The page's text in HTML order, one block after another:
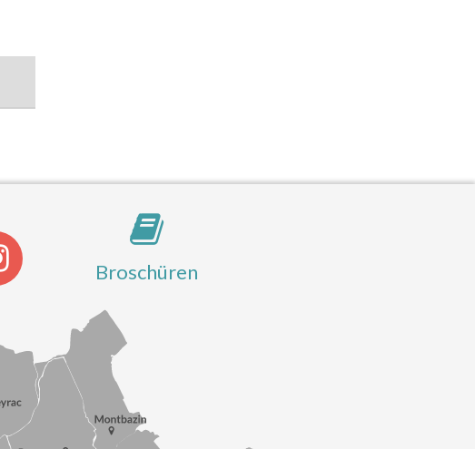
Broschüren